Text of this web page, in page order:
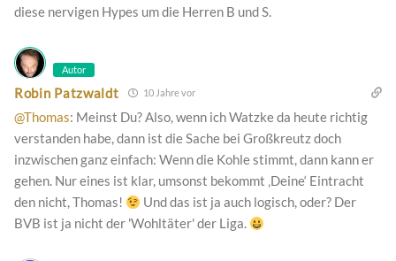
diese nervigen Hypes um die Herren B und S.
Autor
Robin Patzwaldt 10 Jahre vor
@Thomas: Meinst Du? Also, wenn ich Watzke da heute richtig
verstanden habe, dann ist die Sache bei Großkreutz doch
inzwischen ganz einfach: Wenn die Kohle stimmt, dann kann er
gehen. Nur eines ist klar, umsonst bekommt ‚Deine‘ Eintracht
den nicht, Thomas!
Und das ist ja auch logisch, oder? Der
BVB ist ja nicht der 'Wohltäter' der Liga.